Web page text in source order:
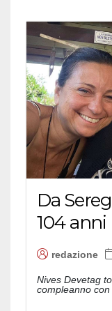
Da
104 anni
redazione
Nives Devetag
compleanno con